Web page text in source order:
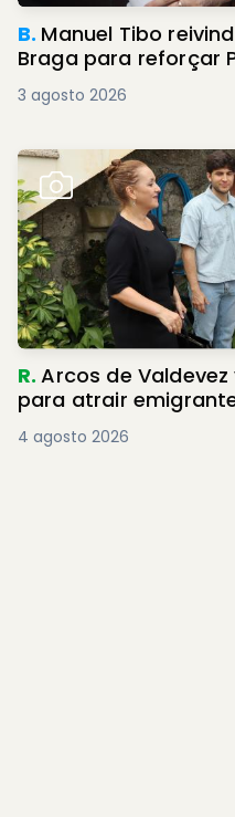
B. Manuel Tibo
Braga para reforçar
3 agosto 2026
R.Arcos de
para atrair
4 agosto 2026